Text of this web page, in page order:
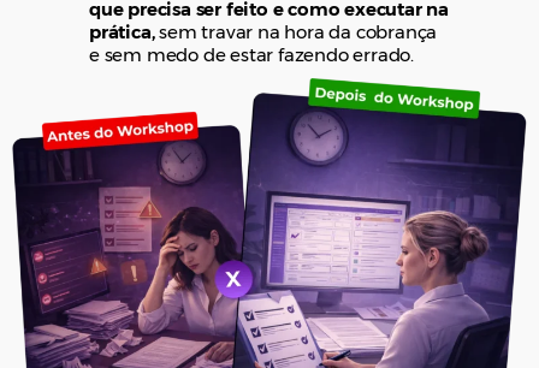
que precisa ser feito e como executar na
prática,sem travar na hora da cobrança
e sem medo de estar fazendo errado.